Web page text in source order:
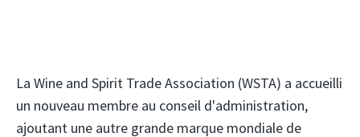
La Wine and Spirit Trade Association (WSTA) a accueilli
un nouveau membre au conseil d'administration,
ajoutant une autre grande marque mondiale de